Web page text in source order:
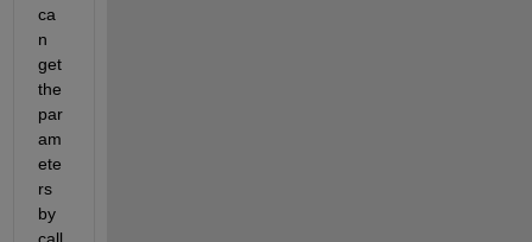
ca
n
get
the
par
am
ete
rs
by